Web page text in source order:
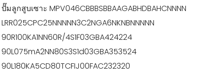
ปั๊มลูกสูบเซาะ MPV046CBBBSBBAAGABHDBAHCNNNN
LRR025CPC25NNNNN3C2NGA6NKNBNNNNN
90R100KA1NN60R/4S1F03GBA424224
90L075mA2NN80S3S1d03GBA353524
90L180KA5CD80TCFIJ00FAC232320